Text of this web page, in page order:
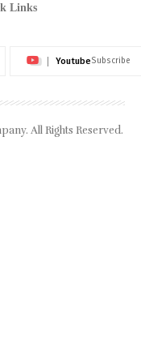
Links
YoutubeSubscribe
All Rights Reserved.